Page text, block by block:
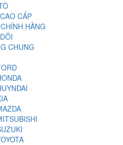
CẤP
HÃNG
CHUNG